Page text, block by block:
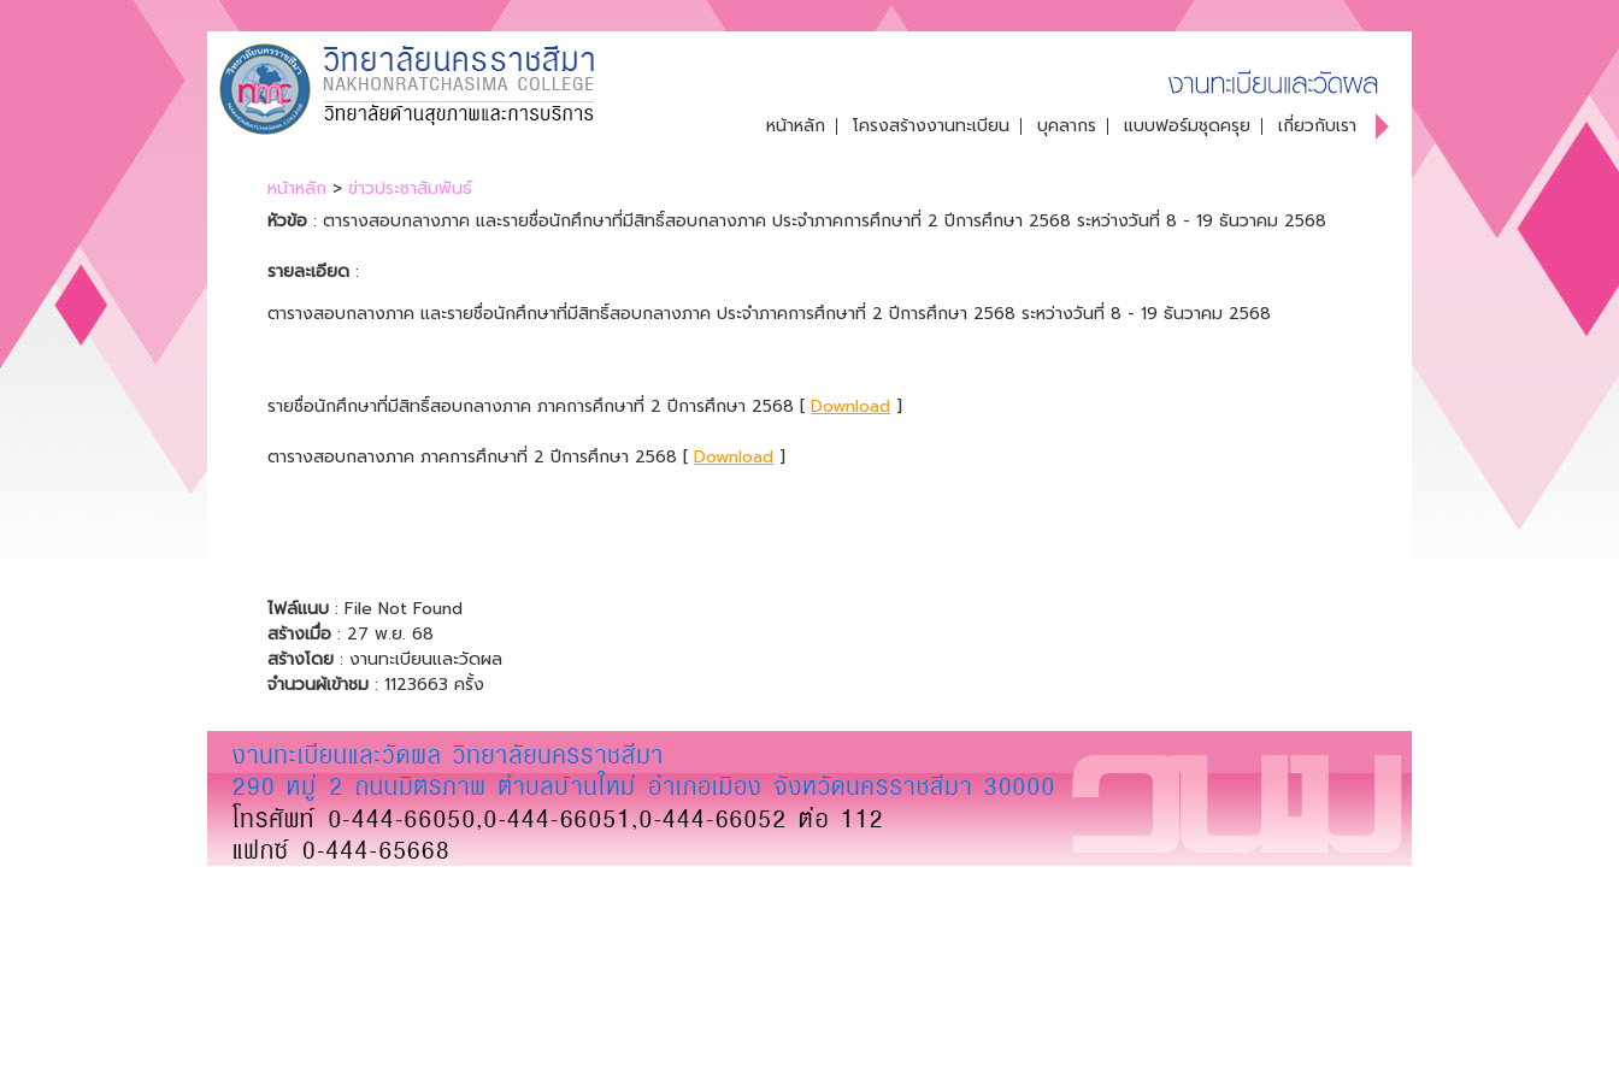
หน้าหลัก | โครงสร้างงานทะเบียน | บุคลากร | แบบฟอร์มชุดครุย | เกี่ยวกับเรา
หน้าหลัก > ข่าวประชาสัมพันธ์
หัวข้อ : ตารางสอบกลางภาค และรายชื่อนักศึกษาที่มีสิทธิ์สอบกลางภาค ประจำภาคการศึกษาที่ 2 ปีการศึกษา 2568 ระหว่างวันที่ 8 - 19 ธันวาคม 2568
รายละเอียด :
ตารางสอบกลางภาค และรายชื่อนักศึกษาที่มีสิทธิ์สอบกลางภาค ประจำภาคการศึกษาที่ 2 ปีการศึกษา 2568 ระหว่างวันที่ 8 - 19 ธันวาคม 2568
รายชื่อนักศึกษาที่มีสิทธิ์สอบกลางภาค ภาคการศึกษาที่ 2 ปีการศึกษา 2568 [ Download ]
ตารางสอบกลางภาค ภาคการศึกษาที่ 2 ปีการศึกษา 2568 [ Download ]
ไฟล์แนบ : File Not Found
สร้างเมื่อ : 27 พ.ย. 68
สร้างโดย : งานทะเบียนและวัดผล
จำนวนผ้เข้าชม : 1123663 ครั้ง